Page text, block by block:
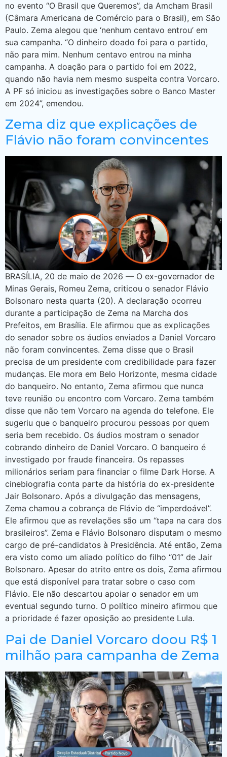
no evento “O Brasil que Queremos”, da Amcham Brasil
(Câmara Americana de Comércio para o Brasil), em São
Paulo. Zema alegou que ‘nenhum centavo entrou’ em
sua campanha. “O dinheiro doado foi para o partido,
não para mim. Nenhum centavo entrou na minha
campanha. A doação para o partido foi em 2022,
quando não havia nem mesmo suspeita contra Vorcaro.
A PF só iniciou as investigações sobre o Banco Master
em 2024”, emendou.
Zema diz que explicações de
Flávio não foram convincentes
BRASÍLIA, 20 de maio de 2026 — O ex-governador de
Minas Gerais, Romeu Zema, criticou o senador Flávio
Bolsonaro nesta quarta (20). A declaração ocorreu
durante a participação de Zema na Marcha dos
Prefeitos, em Brasília. Ele afirmou que as explicações
do senador sobre os áudios enviados a Daniel Vorcaro
não foram convincentes. Zema disse que o Brasil
precisa de um presidente com credibilidade para fazer
mudanças. Ele mora em Belo Horizonte, mesma cidade
do banqueiro. No entanto, Zema afirmou que nunca
teve reunião ou encontro com Vorcaro. Zema também
disse que não tem Vorcaro na agenda do telefone. Ele
sugeriu que o banqueiro procurou pessoas por quem
seria bem recebido. Os áudios mostram o senador
cobrando dinheiro de Daniel Vorcaro. O banqueiro é
investigado por fraude financeira. Os repasses
milionários seriam para financiar o filme Dark Horse. A
cinebiografia conta parte da história do ex-presidente
Jair Bolsonaro. Após a divulgação das mensagens,
Zema chamou a cobrança de Flávio de “imperdoável”.
Ele afirmou que as revelações são um “tapa na cara dos
brasileiros”. Zema e Flávio Bolsonaro disputam o mesmo
cargo de pré-candidatos à Presidência. Até então, Zema
era visto como um aliado político do filho “01” de Jair
Bolsonaro. Apesar do atrito entre os dois, Zema afirmou
que está disponível para tratar sobre o caso com
Flávio. Ele não descartou apoiar o senador em um
eventual segundo turno. O político mineiro afirmou que
a prioridade é fazer oposição ao presidente Lula.
Pai de Daniel Vorcaro doou R$ 1
milhão para campanha de Zema